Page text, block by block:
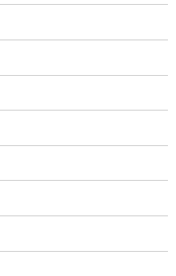
。
、親子かもしれません。
ょうね。